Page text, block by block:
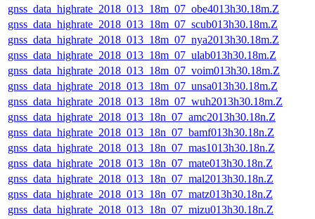
gnss_data_highrate_2018_013_18m_07_obe4013h30.18m.Z
gnss_data_highrate_2018_013_18m_07_scub013h30.18m.Z
gnss_data_highrate_2018_013_18m_07_nya2013h30.18m.Z
gnss_data_highrate_2018_013_18m_07_ulab013h30.18m.Z
gnss_data_highrate_2018_013_18m_07_voim013h30.18m.Z
gnss_data_highrate_2018_013_18m_07_unsa013h30.18m.Z
gnss_data_highrate_2018_013_18m_07_wuh2013h30.18m.Z
gnss_data_highrate_2018_013_18n_07_amc2013h30.18n.Z
gnss_data_highrate_2018_013_18n_07_bamf013h30.18n.Z
gnss_data_highrate_2018_013_18n_07_mas1013h30.18n.Z
gnss_data_highrate_2018_013_18n_07_mate013h30.18n.Z
gnss_data_highrate_2018_013_18n_07_mal2013h30.18n.Z
gnss_data_highrate_2018_013_18n_07_matz013h30.18n.Z
gnss_data_highrate_2018_013_18n_07_mizu013h30.18n.Z